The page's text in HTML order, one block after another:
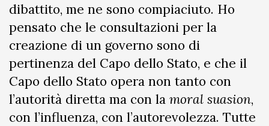
dibattito, me ne sono compiaciuto. Ho
pensato che le consultazioni per la
creazione di un governo sono di
pertinenza del Capo dello Stato, e che il
Capo dello Stato opera non tanto con
l’autorità diretta ma con la moral suasion,
con l’influenza, con l’autorevolezza. Tutte